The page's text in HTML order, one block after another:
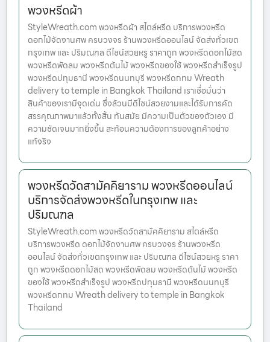
พวงหรีดผ้า
StyleWreath.com พวงหรีดผ้า สไตล์หรีด บริการพวงหรีด
ดอกไม้จัดงานศพ ครบวงจร ร้านพวงหรีดออนไลน์ จัดส่งทั่วเขต
กรุงเทพ และ ปริมณฑล ดีไซน์สวยหรู ราคาถูก พวงหรีดดอกไม้สด
พวงหรีดพัดลม พวงหรีดต้นไม้ พวงหรีดของใช้ พวงหรีดสำเร็จรูป
พวงหรีดปทุมธานี พวงหรีดนนทบุรี พวงหรีดกทม Wreath
delivery to temple in Bangkok Thailand เราเชื่อมั่นว่า
สินค้าของเรามีจุดเด่น ซึ่งล้วนมีดีไซน์สวยงามและได้รับการคัด
สรรคุณภาพมาแล้วทั้งสิ้น ทันสมัย มีความเป็นตัวของตัวเอง มี
ความชัดเจนมากยิ่งขึ้น สะท้อนความต้องการของลูกค้าอย่าง
แท้จริง
พวงหรีดวัดสามัคคิยาราม พวงหรีดออนไลน์
บริการจัดส่งพวงหรีดในกรุงเทพ และ
ปริมณฑล
StyleWreath.com พวงหรีดวัดสามัคคิยาราม สไตล์หรีด
บริการพวงหรีด ดอกไม้จัดงานศพ ครบวงจร ร้านพวงหรีด
ออนไลน์ จัดส่งทั่วเขตกรุงเทพ และ ปริมณฑล ดีไซน์สวยหรู ราคา
ถูก พวงหรีดดอกไม้สด พวงหรีดพัดลม พวงหรีดต้นไม้ พวงหรีด
ของใช้ พวงหรีดสำเร็จรูป พวงหรีดปทุมธานี พวงหรีดนนทบุรี
พวงหรีดกทม Wreath delivery to temple in Bangkok
Thailand